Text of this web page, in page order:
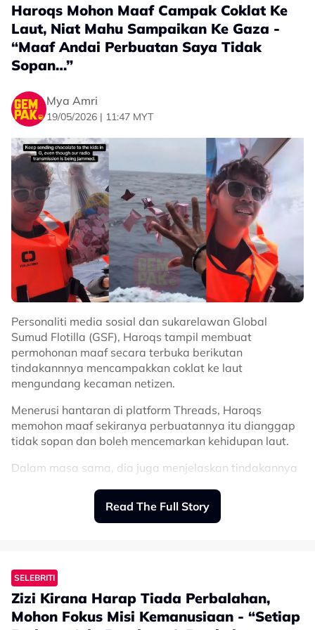
Haroqs Mohon Maaf Campak Coklat Ke
Laut, Niat Mahu Sampaikan Ke Gaza -
“Maaf Andai Perbuatan Saya Tidak
Sopan…”
Mya Amri
19/05/2026 | 11:47 MYT
Personaliti media sosial dan sukarelawan Global
Sumud Flotilla (GSF), Haroqs tampil membuat
permohonan maaf secara terbuka berikutan
tindakannnya mencampakkan coklat ke laut
mengundang kecaman netizen.
Menerusi hantaran di platform Threads, Haroqs
memohon maaf sekiranya perbuatannya itu dianggap
tidak sopan dan boleh mencemarkan kehidupan laut.
Dalam masa sama, dia juga menjelaskan tindakannya
sampai kepada anak-anak di Gaza.
“Maaf andai perbuatan saya mencampakkan coklat di
“Saya sedar saya manusia yang kurang cerdik saya
cuma tiada pilihan lain untuk sampai coklat ke anak
anak G.
Read The Full Story
SELEBRITI
Zizi Kirana Harap Tiada Perbalahan,
Mohon Fokus Misi Kemanusiaan - “Setiap